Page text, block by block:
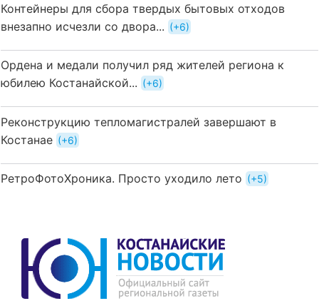
Контейнеры для сбора твердых бытовых отходов
внезапно исчезли со двора...
+6
Ордена и медали получил ряд жителей региона к
юбилею Костанайской...
+6
Реконструкцию тепломагистралей завершают в
Костанае
+6
РетроФотоХроника. Просто уходило лето +5